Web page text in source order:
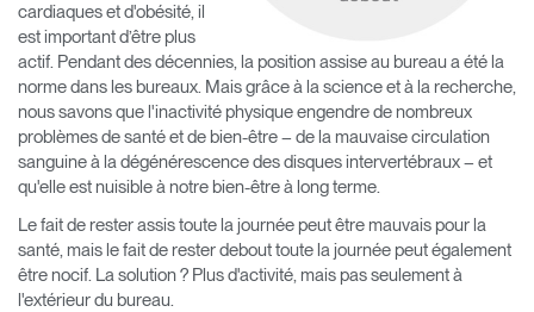
cardiaques et d'obésité, il
est important d’être plus
actif. Pendant des décennies, la position assise au bureau a été la
norme dans les bureaux. Mais grâce à la science et à la recherche,
nous savons que l'inactivité physique engendre de nombreux
problèmes de santé et de bien-être – de la mauvaise circulation
sanguine à la dégénérescence des disques intervertébraux – et
qu'elle est nuisible à notre bien-être à long terme.
Le fait de rester assis toute la journée peut être mauvais pour la
santé, mais le fait de rester debout toute la journée peut également
être nocif. La solution ? Plus d'activité, mais pas seulement à
l'extérieur du bureau.